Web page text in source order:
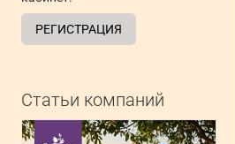
РЕГИСТРАЦИЯ
Статьи компаний